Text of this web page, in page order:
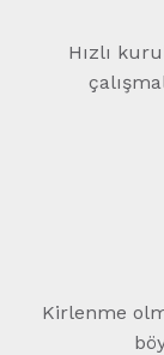
Hızlı
Kirlenme